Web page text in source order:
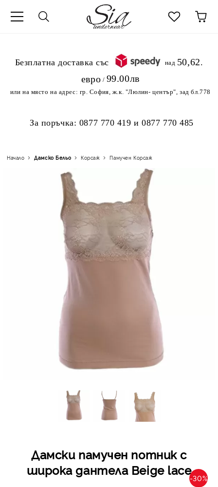
.Безплатна доставка със
над 50,62
евро / 99.00лв
или на място на адрес: гр. София, ж.к. "Люлин- център", зад бл.778
За поръчка: 0877 770 419 и0877 770 485
Начало Дамско Бельо Корсаж Памучен Корсаж
Дамски памучен потник с
широка дантела Beige lace
-30%